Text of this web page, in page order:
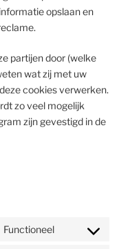
opslaan en
partijen door (welke
wat zij met uw
cookies verwerken.
zo veel mogelijk
zijn gevestigd in de
Functioneel
Consent